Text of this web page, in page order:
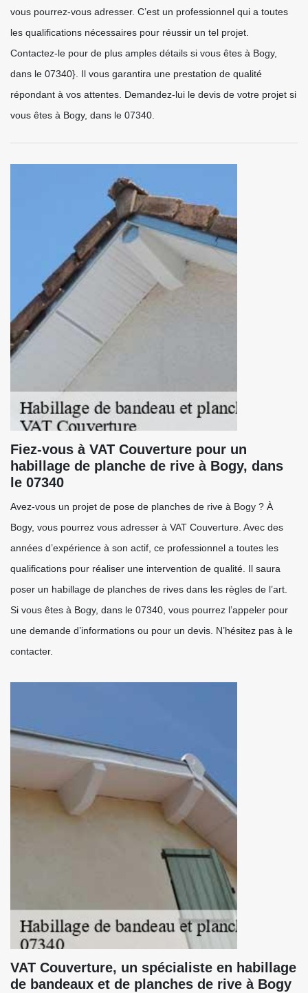
vous pourrez-vous adresser. C’est un professionnel qui a toutes
les qualifications nécessaires pour réussir un tel projet.
Contactez-le pour de plus amples détails si vous êtes à Bogy,
dans le 07340}. Il vous garantira une prestation de qualité
répondant à vos attentes. Demandez-lui le devis de votre projet si
vous êtes à Bogy, dans le 07340.
Fiez-vous à VAT Couverture pour un
habillage de planche de rive à Bogy, dans
le 07340
Avez-vous un projet de pose de planches de rive à Bogy ? À
Bogy, vous pourrez vous adresser à VAT Couverture. Avec des
années d’expérience à son actif, ce professionnel a toutes les
qualifications pour réaliser une intervention de qualité. Il saura
poser un habillage de planches de rives dans les règles de l’art.
Si vous êtes à Bogy, dans le 07340, vous pourrez l’appeler pour
une demande d’informations ou pour un devis. N’hésitez pas à le
contacter.
VAT Couverture, un spécialiste en habillage
de bandeaux et de planches de rive à Bogy